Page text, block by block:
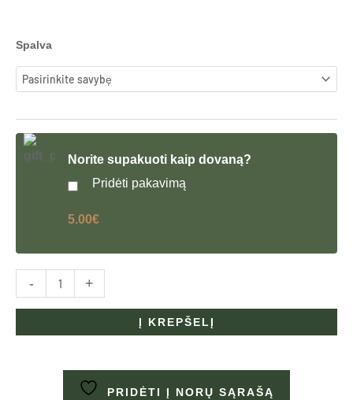
Spalva
Norite supakuoti kaip dovaną?
Pridėti pakavimą
5.00€
-
produkto
Vaza
+
Į KREPŠELĮ
PRIDĖTI Į NORŲ SĄRAŠĄ